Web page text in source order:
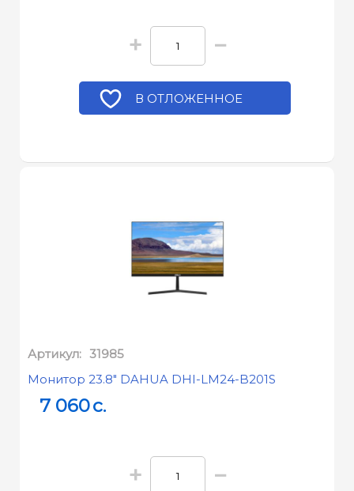
+ −
В ОТЛОЖЕННОЕ
Артикул: 31985
Монитор 23.8" DAHUA DHI-LM24-B201S
7 060c.
+ −